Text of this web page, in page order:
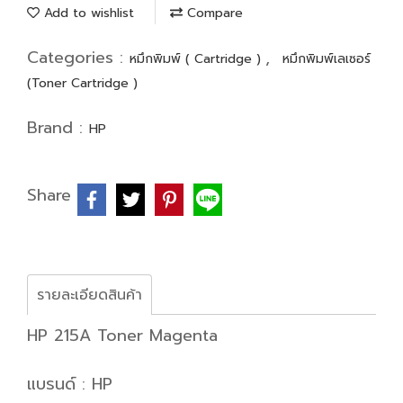
Add to wishlist Compare
Categories : หมึกพิมพ์ ( Cartridge ) ,
หมึกพิมพ์เลเซอร์
(Toner Cartridge )
Brand : HP
Share
รายละเอียดสินค้า
HP 215A Toner Magenta
แบรนด์ : HP